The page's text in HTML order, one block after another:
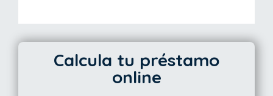
Calcula tu préstamo
online